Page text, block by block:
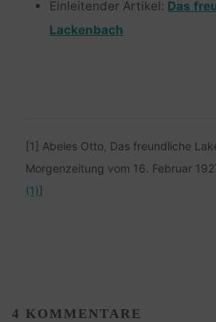
Einleitender Artikel: Das
Lackenbach
[1] Abeles Otto, Das freundliche
Morgenzeitung vom 16. Februar
(1)]
4 KOMMENTARE